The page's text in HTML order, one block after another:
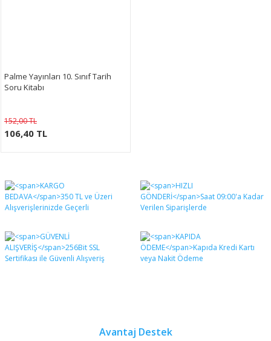
Palme Yayınları 10. Sınıf Tarih
Soru Kitabı
152,00 TL
106,40 TL
Avantaj Destek